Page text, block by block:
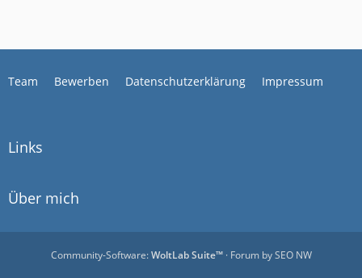
Team Bewerben Datenschutzerklärung Impressum
Links
Über mich
Community-Software:WoltLab Suite™· Forum bySEO NW